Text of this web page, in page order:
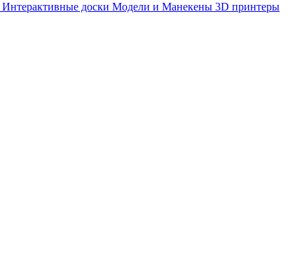
Интерактивные доски Модели и Манекены 3D принтеры